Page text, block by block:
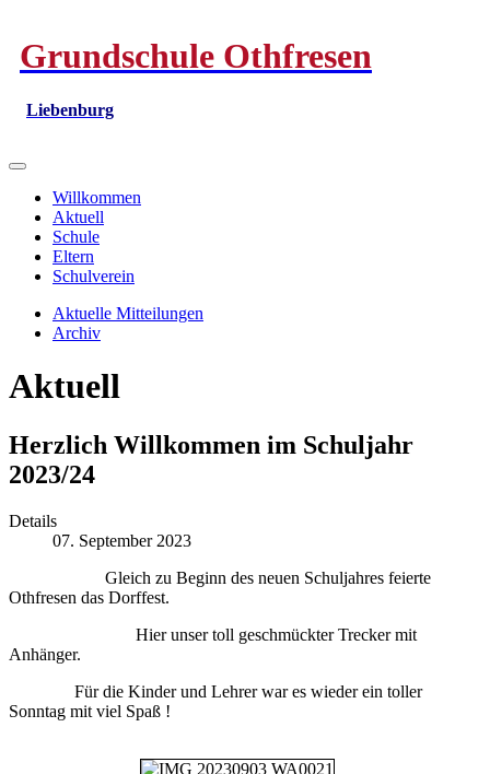
Grundschule Othfresen
Liebenburg
Willkommen
Aktuell
Schule
Eltern
Schulverein
Aktuelle Mitteilungen
Archiv
Aktuell
Herzlich Willkommen im Schuljahr
2023/24
Details
07. September 2023
Gleich zu Beginn des neuen Schuljahres feierte
Othfresen das Dorffest.
Hier unser toll geschmückter Trecker mit
Anhänger.
Für die Kinder und Lehrer war es wieder ein toller
Sonntag mit viel Spaß !